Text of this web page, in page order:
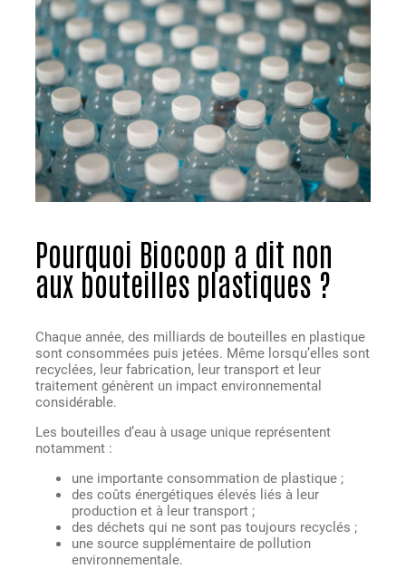
Pourquoi Biocoop a dit non
aux bouteilles plastiques ?
Chaque année, des milliards de bouteilles en plastique
sont consommées puis jetées. Même lorsqu’elles sont
recyclées, leur fabrication, leur transport et leur
traitement génèrent un impact environnemental
considérable.
Les bouteilles d’eau à usage unique représentent
notamment :
une importante consommation de plastique ;
des coûts énergétiques élevés liés à leur
production et à leur transport ;
des déchets qui ne sont pas toujours recyclés ;
une source supplémentaire de pollution
environnementale.